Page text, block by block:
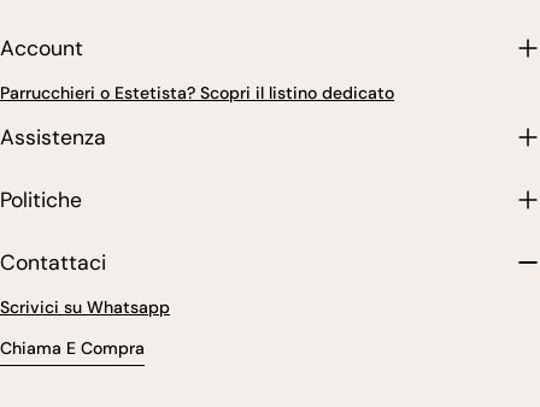
Account
Parrucchieri o Estetista? Scopri il listino dedicato
Assistenza
Politiche
Contattaci
Scrivici su Whatsapp
Chiama E Compra